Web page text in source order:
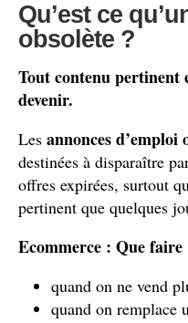
Qu’est ce
obsolète ?
Tout contenu pertinent
devenir.
Les annonces
destinées à disparaître
offres expirées, surtout
pertinent que quelques
Ecommerce : Que faire
quand on ne vend
quand on remplace